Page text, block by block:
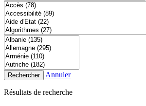
Rechercher Annuler
Résultats de recherche